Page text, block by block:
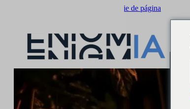
Saltar al pie de página